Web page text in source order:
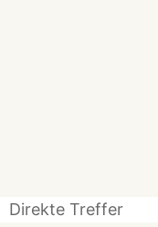
Direkte Treffer